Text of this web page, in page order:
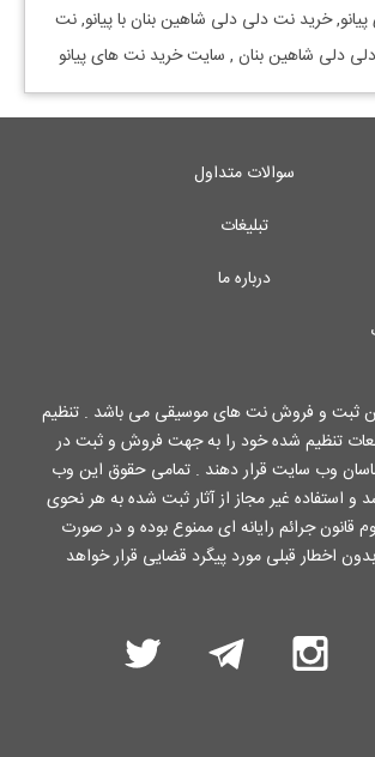
پیانو, خرید نتدلی دلی شاهین بنانباپیانو, نت
دلی دلی شاهین بنان , سایت خرید نت های پیانو
سوالات متداول
تبلیغات
درباره ما
ثبت و فروش نت های موسیقی می باشد . تنظیم
تنظیم شده خود را به جهت فروش و ثبت در
وب سایت قرار دهند . تمامی حقوق این وب
استفاده غیر مجاز از آثار ثبت شده به هر نحوی
فصل سوم قانون جرائم رایانه ای ممنوع بوده و در صورت
اخطار قبلی مورد پیگرد قضایی قرار خواهد